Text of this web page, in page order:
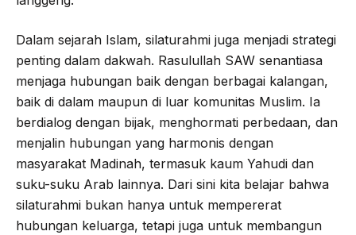
Dalam sejarah Islam, silaturahmi juga menjadi strategi
penting dalam dakwah. Rasulullah SAW senantiasa
menjaga hubungan baik dengan berbagai kalangan,
baik di dalam maupun di luar komunitas Muslim. Ia
berdialog dengan bijak, menghormati perbedaan, dan
menjalin hubungan yang harmonis dengan
masyarakat Madinah, termasuk kaum Yahudi dan
suku-suku Arab lainnya. Dari sini kita belajar bahwa
silaturahmi bukan hanya untuk mempererat
hubungan keluarga, tetapi juga untuk membangun